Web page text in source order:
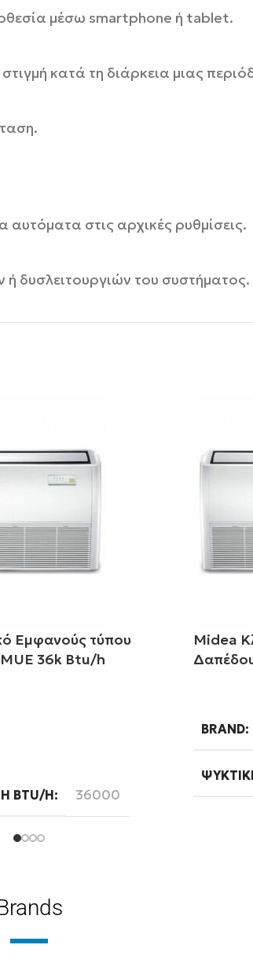
μέσω smartphone ή tablet.
στιγμή κατά τη διάρκεια μιας
στις αρχικές ρυθμίσεις.
ή δυσλειτουργιών του συστήματος.
Εμφανούς τύπου
36k Btu/h
BTU/H 36000
Midea
BRAND